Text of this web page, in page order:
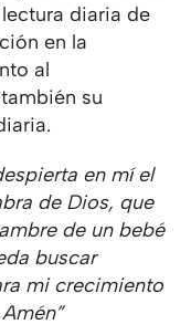
diaria de
en la
al
su
en mí el
de Dios, que
de un bebé
buscar
mi crecimiento